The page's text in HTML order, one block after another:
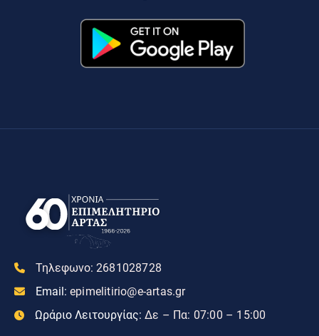
Τηλεφωνο: 2681028728
Email: epimelitirio@e-artas.gr
Ωράριο Λειτουργίας: Δε – Πα: 07:00 – 15:00